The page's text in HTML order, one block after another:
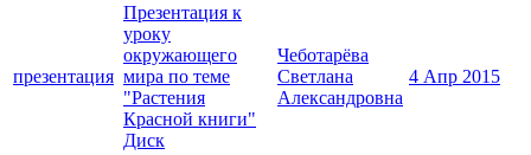
презентация
Презентация к
уроку
окружающего
мира по теме
"Растения
Красной книги"
Диск
Чеботарёва
Светлана
Александровна
4 Апр 2015